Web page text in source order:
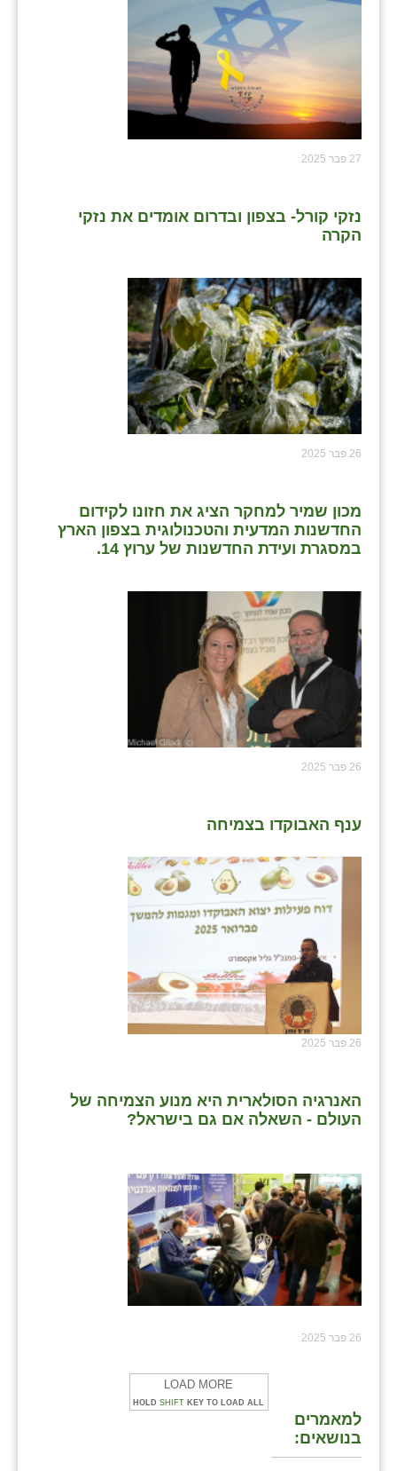
27 פבר 2025
נזקי קורל- בצפון ובדרום אומדים את נזקי
הקרה
26 פבר 2025
מכון שמיר למחקר הציג את חזונו לקידום
החדשנות המדעית והטכנולוגית בצפון הארץ
במסגרת ועידת החדשנות של ערוץ 14.
26 פבר 2025
ענף האבוקדו בצמיחה
26 פבר 2025
האנרגיה הסולארית היא מנוע הצמיחה של
העולם - השאלה אם גם בישראל?
26 פבר 2025
LOAD MORE
HOLD SHIFT KEY TO LOAD ALL
למאמרים
בנושאים: